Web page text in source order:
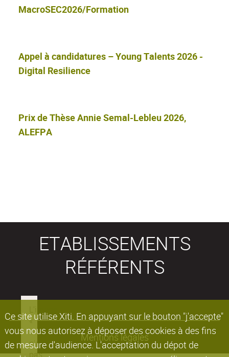
Ce site utilise Xiti. En appuyant sur le bouton "j'accepte"
vous nous autorisez à déposer des cookies à des fins
de mesure d'audience. L'acceptation du dépot de
MacroSEC2026/Formation
Appel à candidatures – Young Talents 2026 -
Digital Resilience
Prix de Thèse Annie Semal-Lebleu 2026,
ALEFPA
ETABLISSEMENTS
RÉFÉRENTS
Mentions légales